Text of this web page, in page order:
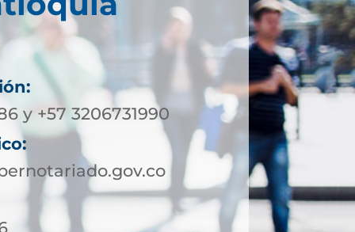
y +57 3206731990